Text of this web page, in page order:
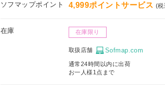
ソフマップポイント 4,999ポイントサービス (税
在庫 在庫限り
取扱店舗 Sofmap.com
通常24時間以内に出荷
お一人様1点まで